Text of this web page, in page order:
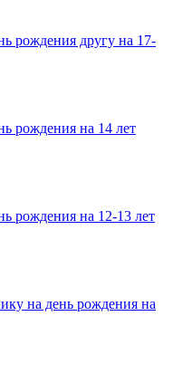
рождения другу на 17-
рождения на 14 лет
рождения на 12-13 лет
на день рождения на